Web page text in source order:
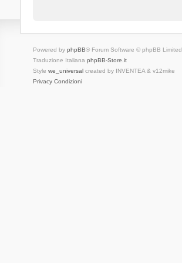
Powered by phpBB® Forum Software © phpBB Limited
Traduzione Italiana phpBB-Store.it
Style we_universalcreated by INVENTEA & v12mike
Privacy Condizioni